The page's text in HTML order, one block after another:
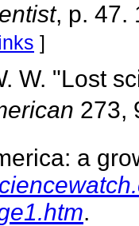
, p. 47.
]
W. "Lost
273,
a
.